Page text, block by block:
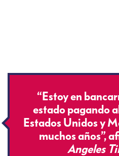
“Estoy en
estado pagando
Estados Unidos y
muchos años”,
Angeles